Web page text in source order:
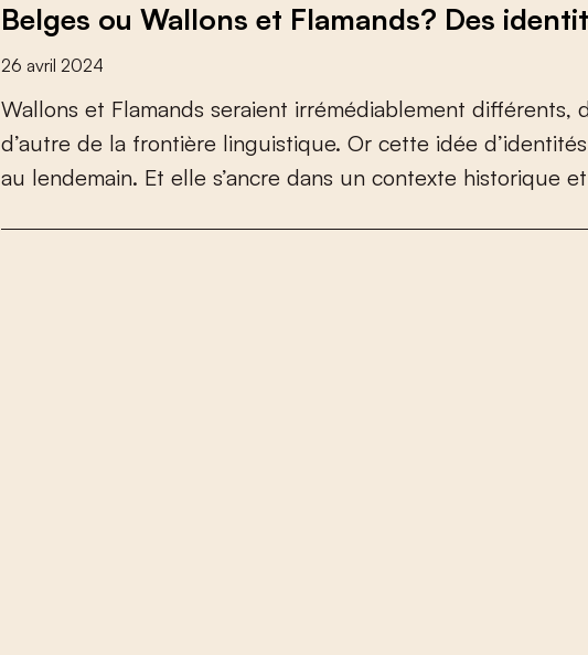
Belges ou Wallons et Flamands? Des
26 avril 2024
Wallons et Flamands seraient irrémédiablement diférents,
d’autre de la frontière linguistique. Or cette idée d’identités
au lendemain. Et elle s’ancre dans un contexte historique et